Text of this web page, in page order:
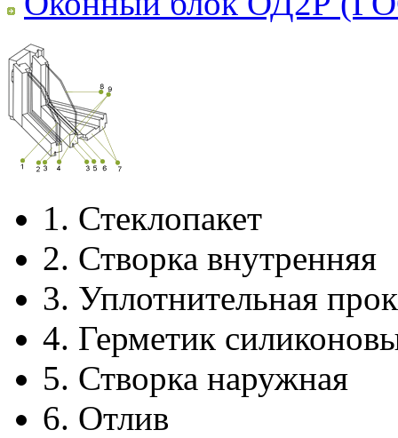
1. Стеклопакет
2. Створка внутренняя
3. Уплотнительная
4. Герметик
5. Створка наружная
6. Отлив